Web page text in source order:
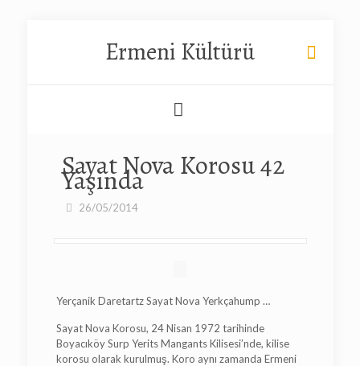
Ermeni Kültürü
Sayat Nova Korosu 42
Yaşında
26/05/2014
Yerçanik Daretartz Sayat Nova Yerkçahump …
Sayat Nova Korosu, 24 Nisan 1972 tarihinde
Boyacıköy Surp Yerits Mangants Kilisesi’nde, kilise
korosu olarak kurulmuş. Koro aynı zamanda Ermeni